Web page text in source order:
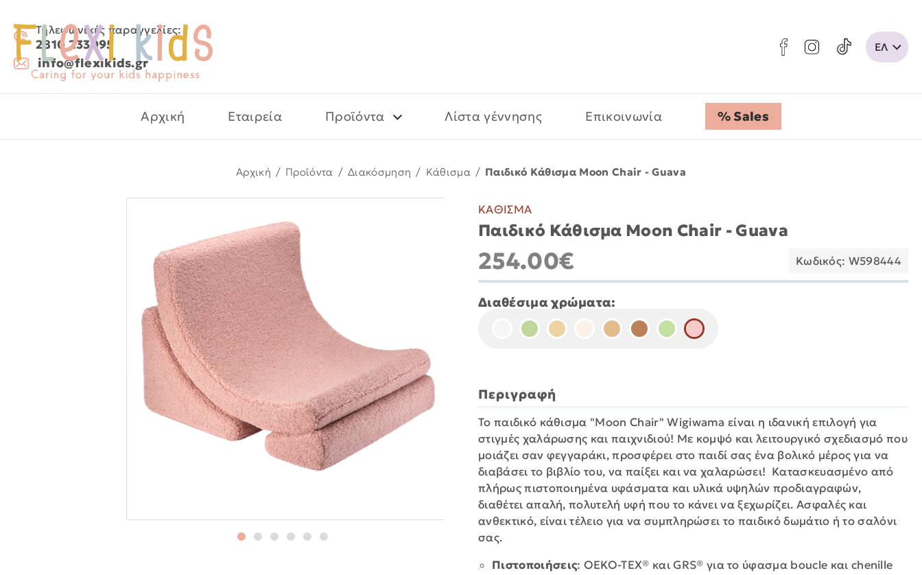
Τηλεφωνικές παραγγελίες:
2810 233095
info@flexikids.gr
Αρχική Εταιρεία Προϊόντα Λίστα γέννησης Επικοινωνία % Sales
Αρχική / Προϊόντα / Διακόσμηση / Κάθισμα / Παιδικό Κάθισμα Moon Chair - Guava
ΚΑΘΙΣΜΑ
Παιδικό Κάθισμα Moon Chair - Guava
254.00€ Κωδικός: W598444
Διαθέσιμα χρώματα:
Περιγραφή
Το παιδικό κάθισμα "Moon Chair" Wigiwama είναι η ιδανική επιλογή για
στιγμές χαλάρωσης και παιχνιδιού! Με κομψό και λειτουργικό σχεδιασμό που
μοιάζει σαν φεγγαράκι, προσφέρει στο παιδί σας ένα βολικό μέρος για να
διαβάσει το βιβλίο του, να παίξει και να χαλαρώσει! Κατασκευασμένο από
πλήρως πιστοποιημένα υφάσματα και υλικά υψηλών προδιαγραφών,
διαθέτει απαλή, πολυτελή υφή που το κάνει να ξεχωρίζει. Ασφαλές και
ανθεκτικό, είναι τέλειο για να συμπληρώσει το παιδικό δωμάτιο ή το σαλόνι
σας.
Πιστοποιήσεις: OEKO-TEX® και GRS® για το ύφασμα boucle και chenille